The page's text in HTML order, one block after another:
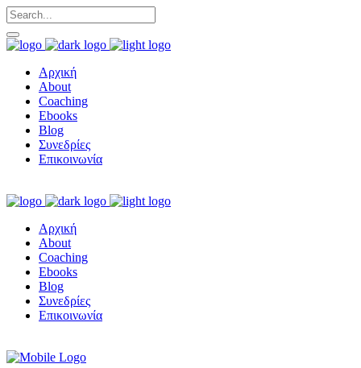
Αρχική
About
Coaching
Ebooks
Blog
Συνεδρίες
Επικοινωνία
Αρχική
About
Coaching
Ebooks
Blog
Συνεδρίες
Επικοινωνία